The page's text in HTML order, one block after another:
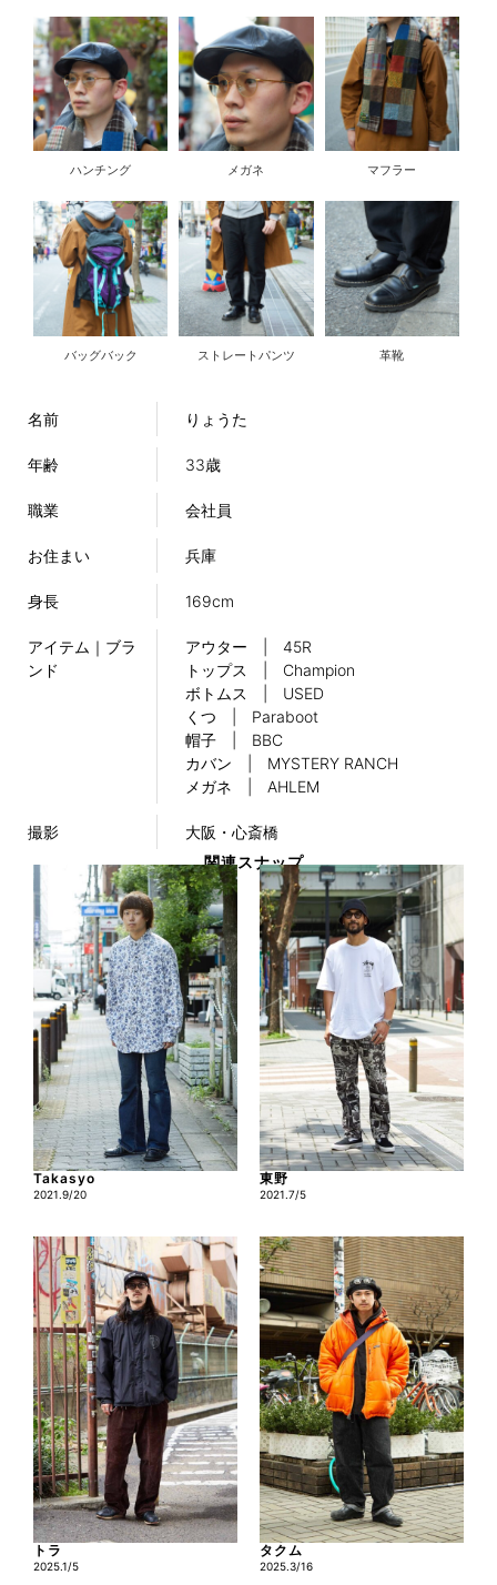
ハンチング メガネ マフラー
バッグバック ストレートパンツ 革靴
名前 りょうた
年齢 33歳
職業 会社員
お住まい 兵庫
身長 169cm
アイテム｜ブラ
ンド
アウター | 45R
トップス | Champion
ボトムス | USED
くつ | Paraboot
帽子 | BBC
カバン | MYSTERY RANCH
メガネ | AHLEM
撮影
大阪・心斎橋
関連スナップ
Takasyo
2021.9/20
東野
2021.7/5
トラ
2025.1/5
タクム
2025.3/16